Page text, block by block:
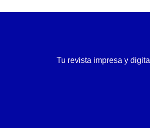
Tu revista impresa y digital